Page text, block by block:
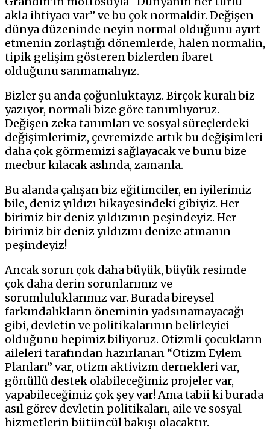
akla ihtiyacı var” ve bu çok normaldir. Değişen
dünya düzeninde neyin normal olduğunu ayırt
etmenin zorlaştığı dönemlerde, halen normalin,
tipik gelişim gösteren bizlerden ibaret
olduğunu sanmamalıyız.
Bizler şu anda çoğunluktayız. Birçok kuralı biz
yazıyor, normali bize göre tanımlıyoruz.
Değişen zeka tanımları ve sosyal süreçlerdeki
değişimlerimiz, çevremizde artık bu değişimleri
daha çok görmemizi sağlayacak ve bunu bize
mecbur kılacak aslında, zamanla.
Bu alanda çalışan biz eğitimciler, en iyilerimiz
bile, deniz yıldızı hikayesindeki gibiyiz. Her
birimiz bir deniz yıldızının peşindeyiz. Her
birimiz bir deniz yıldızını denize atmanın
peşindeyiz!
Ancak sorun çok daha büyük, büyük resimde
çok daha derin sorunlarımız ve
sorumluluklarımız var. Burada bireysel
farkındalıkların öneminin yadsınamayacağı
gibi, devletin ve politikalarının belirleyici
olduğunu hepimiz biliyoruz. Otizmli çocukların
aileleri tarafından hazırlanan “Otizm Eylem
Planları” var, otizm aktivizm dernekleri var,
gönüllü destek olabileceğimiz projeler var,
yapabileceğimiz çok şey var! Ama tabii ki burada
asıl görev devletin politikaları, aile ve sosyal
hizmetlerin bütüncül bakışı olacaktır.